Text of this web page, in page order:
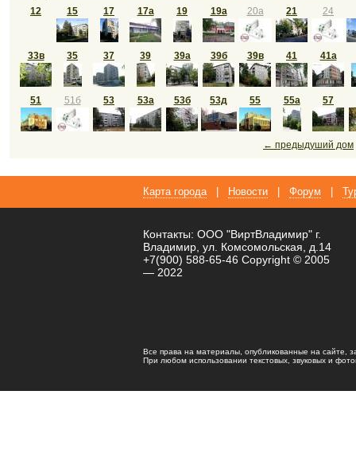
12 15 17 17а 19 19а 20а 21 24
33в 35 37 39 39а 39б 39в 41 41а
51 51б 53 53а 53б 53д 55 55а 57
← предыдуший дом
Карта города Новости Форум
Контакты: ООО "ВиртВладимир" г.
Владимир, ул. Комсомольская, д.14
+7(900) 588-65-46 Copyright © 2005
— 2022
Все права на материалы, опубликованные на сайте,
При любом использовании текстовых, звуковых и